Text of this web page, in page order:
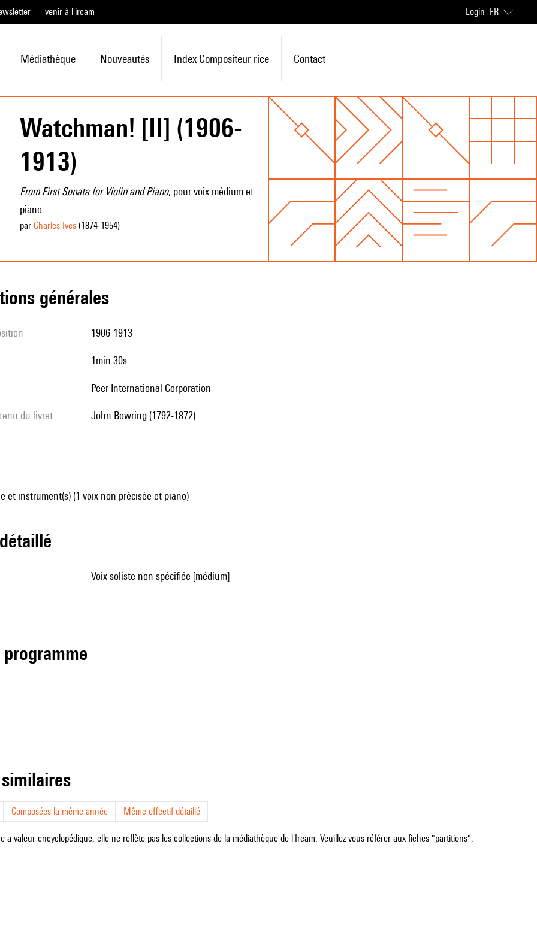
venir à l'ircam Login FR
Médiathèque Nouveautés Index Compositeur·rice Contact
Watchman! [II] (1906-
1913)
From First Sonata for Violin and Piano, pour voix médium et
piano
par Charles Ives(1874-1954)
générales
1906-1913
1min 30s
Peer International Corporation
du livret John Bowring (1792-1872)
et instrument(s) (1 voix non précisée et piano)
voix soliste non spécifiée [médium]
programme
similaires
Composées la même année Même effectif détaillé
a valeur encyclopédique, elle ne reflète pas les collections de la médiathèque de l'Ircam. Veuillez vous référer aux fiches "partitions".